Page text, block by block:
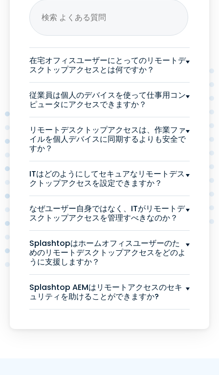
在宅オフィスユーザーにとってのリモートデ
スクトップアクセスとは何ですか？
従業員は個人のデバイスを使って仕事用コン
ピュータにアクセスできますか？
リモートデスクトップアクセスは、作業ファ
イルを個人デバイスに同期するよりも安全で
すか？
ITはどのようにしてセキュアなリモートデス
クトップアクセスを設定できますか？
なぜユーザー自身ではなく、ITがリモートデ
スクトップアクセスを管理すべきなのか？
Splashtopはホームオフィスユーザーのた
めのリモートデスクトップアクセスをどのよ
うに支援しますか？
Splashtop AEMはリモートアクセスのセキ
ュリティを助けることができますか?